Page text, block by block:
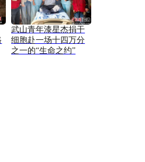
武山青年漆星杰捐干
细胞赴一场十四万分
之一的“生命之约”